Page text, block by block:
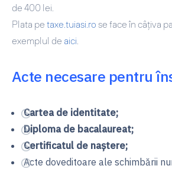
de 400 lei.
Plata pe taxe.tuiasi.ro se face în câțiva
exemplul de aici
Acte necesare pentru
Cartea de identitate;
Diploma de bacalaureat;
Certificatul de naștere;
Acte doveditoare ale schimbării